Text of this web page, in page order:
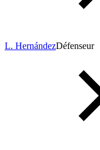
L. HernándezDéfenseur